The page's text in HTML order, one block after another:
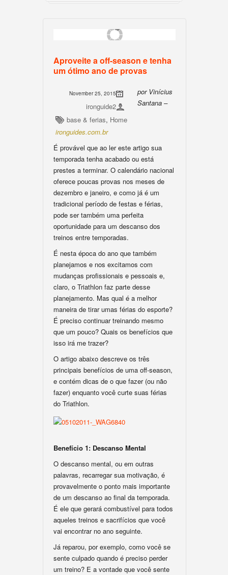
Aproveite a off-season e tenha
um ótimo ano de provas
November 25, 2015
ironguide2
base & ferias, Home
por Vinícius
Santana –
ironguides.com.br
É provável que ao ler este artigo sua
temporada tenha acabado ou está
prestes a terminar. O calendário nacional
oferece poucas provas nos meses de
dezembro e janeiro, e como já é um
tradicional período de festas e férias,
pode ser também uma perfeita
oportunidade para um descanso dos
treinos entre temporadas.
É nesta época do ano que também
planejamos e nos excitamos com
mudanças profissionais e pessoais e,
claro, o Triathlon faz parte desse
planejamento. Mas qual é a melhor
maneira de tirar umas férias do esporte?
É preciso continuar treinando mesmo
que um pouco? Quais os benefícios que
isso irá me trazer?
O artigo abaixo descreve os três
principais benefícios de uma off-season,
e contém dicas de o que fazer (ou não
fazer) enquanto você curte suas férias
do Triathlon.
Benefício 1: Descanso Mental
O descanso mental, ou em outras
palavras, recarregar sua motivação, é
provavelmente o ponto mais importante
de um descanso ao final da temporada.
É ele que gerará combustível para todos
aqueles treinos e sacrifícios que você
vai encontrar no ano seguinte.
Já reparou, por exemplo, como você se
sente culpado quando é preciso perder
um treino? E a vontade que você sente